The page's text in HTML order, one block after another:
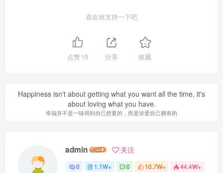
喜欢就支持一下吧
点赞15 分享 收藏
Happiness isn't about getting what you want all the time, it's
about loving what you have.
幸福并不是一味得到自己想要的，而是珍爱自己拥有的
admin 关注
0 1.1W+ 0 10.7W+ 44.4W+